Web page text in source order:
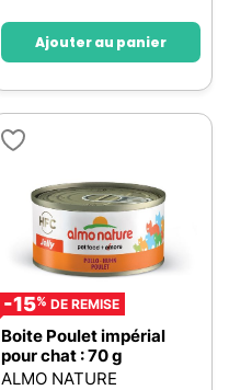
Ajouter au panier
-15% DE REMISE
Boite Poulet impérial
pour chat : 70 g
ALMO NATURE